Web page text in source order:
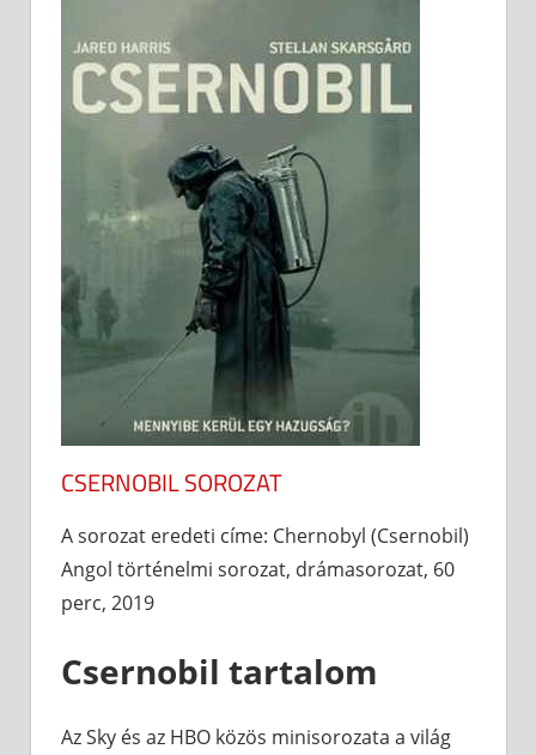
CSERNOBIL SOROZAT
A sorozat eredeti címe: Chernobyl (Csernobil)
Angol történelmi sorozat, drámasorozat, 60
perc, 2019
Csernobil tartalom
Az Sky és az HBO közös minisorozata a világ